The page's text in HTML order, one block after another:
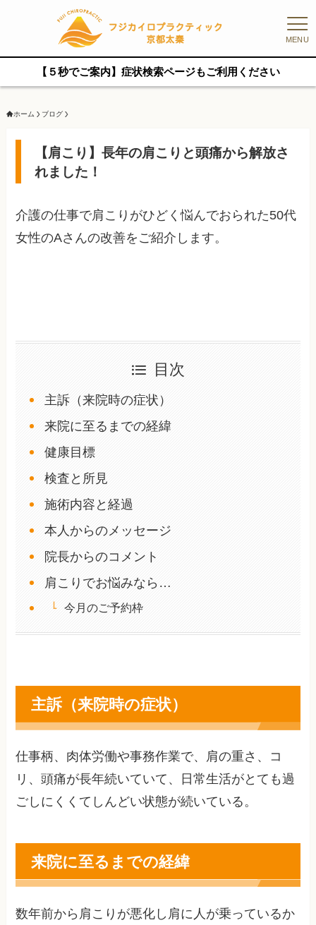
MENU
【５秒でご案内】症状検索ページもご利用ください
ホーム ブログ
【肩こり】長年の肩こりと頭痛から解放さ
れました！
介護の仕事で肩こりがひどく悩んでおられた50代
女性のAさんの改善をご紹介します。
目次
主訴（来院時の症状）
来院に至るまでの経緯
健康目標
検査と所見
施術内容と経過
本人からのメッセージ
院長からのコメント
肩こりでお悩みなら…
今月のご予約枠
主訴（来院時の症状）
仕事柄、肉体労働や事務作業で、肩の重さ、コ
リ、頭痛が長年続いていて、日常生活がとても過
ごしにくくてしんどい状態が続いている。
来院に至るまでの経緯
数年前から肩こりが悪化し肩に人が乗っているか